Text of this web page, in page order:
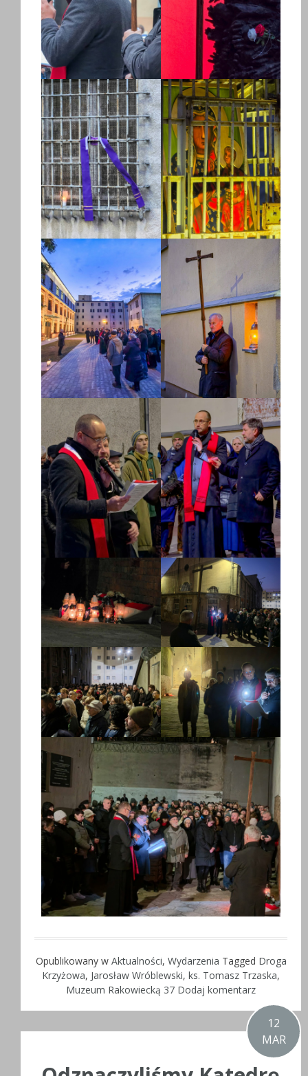
Opublikowany w Aktualności, Wydarzenia Tagged Droga
Krzyżowa, Jarosław Wróblewski, ks. Tomasz Trzaska,
Muzeum Rakowiecką 37 Dodaj komentarz
12
MAR